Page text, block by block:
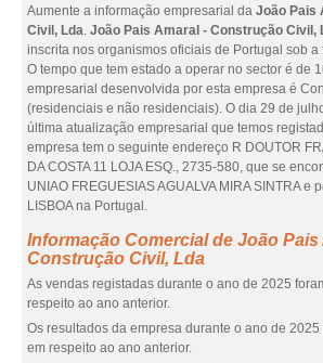
Aumente a informação empresarial da João Pais
Civil, Lda. João Pais Amaral - Construção Civil,
inscrita nos organismos oficiais de Portugal sob
O tempo que tem estado a operar no sector é de
empresarial desenvolvida por esta empresa é
(residenciais e não residenciais). O dia 29 de
última atualização empresarial que temos
empresa tem o seguinte endereço R DOUTOR
DA COSTA 11 LOJA ESQ., 2735-580, que se
UNIAO FREGUESIAS AGUALVA MIRA SINTRA e
LISBOA na Portugal.
Informação Comercial de João Pais
Construção Civil, Lda
As vendas registadas durante o ano de 2025
respeito ao ano anterior.
Os resultados da empresa durante o ano de
em respeito ao ano anterior.